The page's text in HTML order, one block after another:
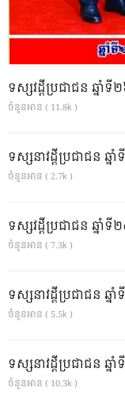
ទស្សវដ្តីប្រជាជន ឆ្នាំ
ចំនួនអាន ( 11.8k )
ទស្សនាវដ្ដីប្រជាជន ឆ្
ចំនួនអាន ( 2.7k )
ទស្សវដ្តីប្រជាជន ឆ្ន
ចំនួនអាន ( 7.3k )
ទស្សនាវដ្ដីប្រជាជន ឆ្
ចំនួនអាន ( 5.5k )
ទស្សនាវដ្ដីប្រជាជន ឆ្
ចំនួនអាន ( 10.3k )